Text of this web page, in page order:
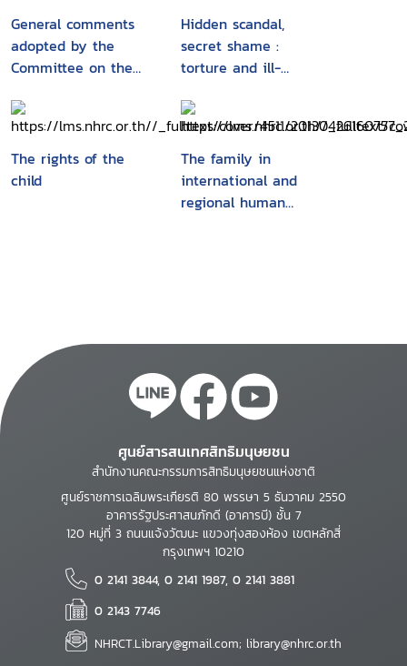
General comments
adopted by the
Committee on the
Hidden scandal,
secret shame :
torture and ill-
The rights of the
child
The family in
international and
regional human
ศูนย์สารสนเทศสิทธิมนุษยชน
สำนักงานคณะกรรมการสิทธิมนุษยชนแห่งชาติ
ศูนย์ราชการเฉลิมพระเกียรติ 80 พรรษา 5 ธันวาคม 2550
อาคารรัฐประศาสนภักดี (อาคารบี) ชั้น 7
120 หมู่ที่ 3 ถนนแจ้งวัฒนะ แขวงทุ่งสองห้อง เขตหลักสี่
กรุงเทพฯ 10210
0 2141 3844, 0 2141 1987, 0 2141 3881
0 2143 7746
NHRCT.Library@gmail.com; library@nhrc.or.th